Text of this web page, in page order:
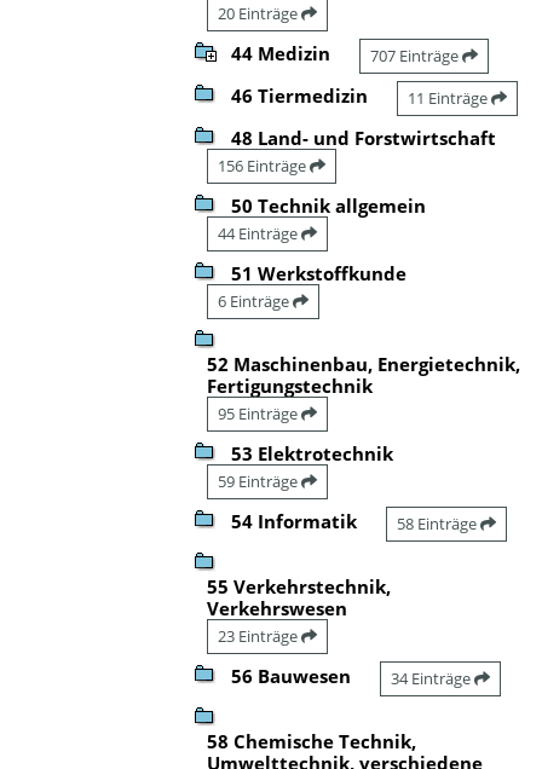
20 Einträge
44 Medizin 707 Einträge
46 Tiermedizin 11 Einträge
48 Land- und Forstwirtschaft
156 Einträge
50 Technik allgemein
44 Einträge
51 Werkstoffkunde
6 Einträge
52 Maschinenbau, Energietechnik,
Fertigungstechnik
95 Einträge
53 Elektrotechnik
59 Einträge
54 Informatik 58 Einträge
55 Verkehrstechnik,
Verkehrswesen
23 Einträge
56 Bauwesen 34 Einträge
58 Chemische Technik,
Umwelttechnik, verschiedene